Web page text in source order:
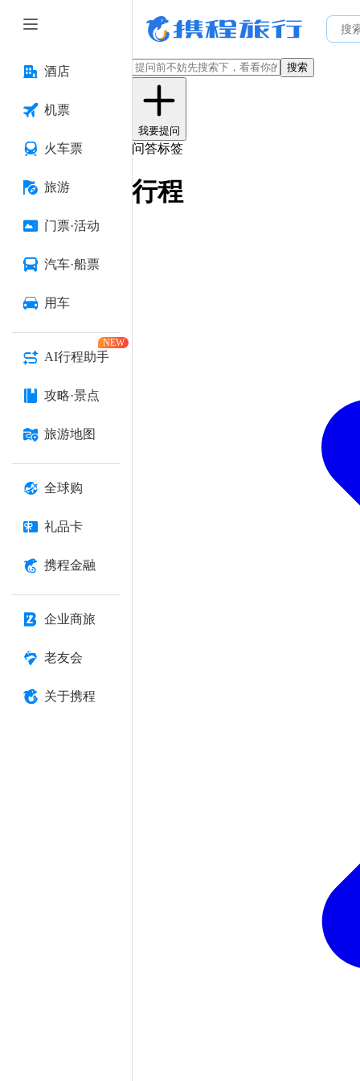
酒店
机票
火车票
旅游
门票·活动
汽车·船票
用车
AI行程助手
NEW
攻略·景点
旅游地图
全球购
礼品卡
携程金融
企业商旅
老友会
关于携程
搜索
我要提问
问答标签
行程